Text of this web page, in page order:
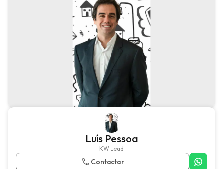
Luís Pessoa
KW Lead
Contactar